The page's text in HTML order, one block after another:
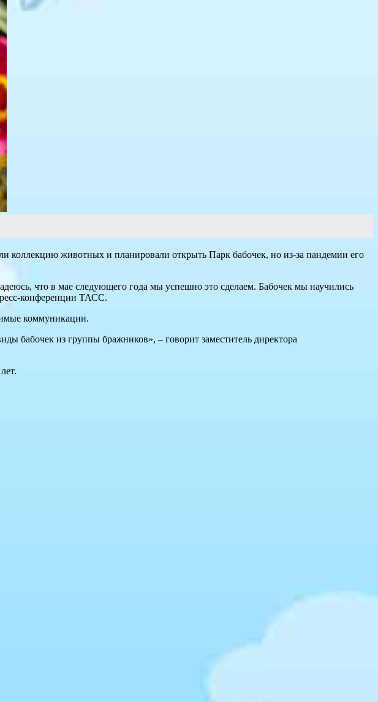
коллекцию животных и планировали открыть Парк бабочек, но из-за пандемии его
что в мае следующего года мы успешно это сделаем. Бабочек мы научились
конференции ТАСС.
коммуникации.
бабочек из группы бражников», – говорит заместитель директора